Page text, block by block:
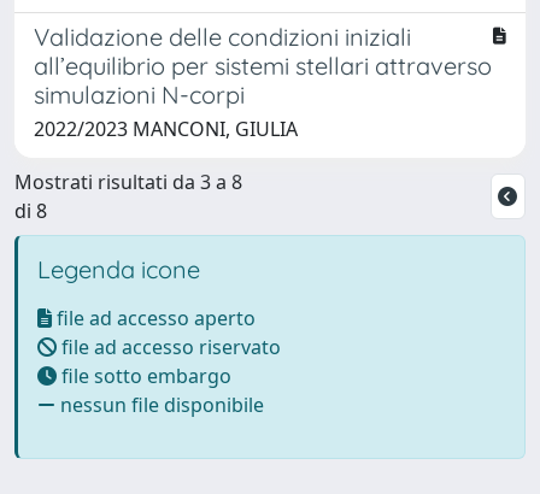
Validazione delle condizioni iniziali
all’equilibrio per sistemi stellari attraverso
simulazioni N-corpi
2022/2023 MANCONI, GIULIA
Mostrati risultati da 3 a 8
di 8
Legenda icone
file ad accesso aperto
file ad accesso riservato
file sotto embargo
nessun file disponibile